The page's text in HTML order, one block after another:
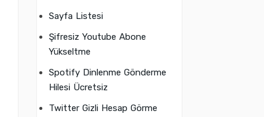
Sayfa Listesi
Şifresiz Youtube Abone
Yükseltme
Spotify Dinlenme Gönderme
Hilesi Ücretsiz
Twitter Gizli Hesap Görme